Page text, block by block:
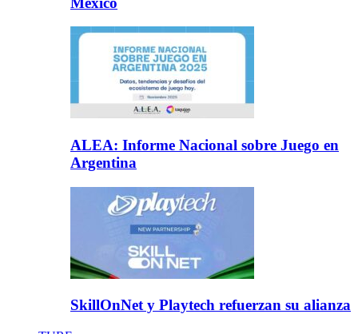
ALEA: Informe Nacional sobre Juego en
Argentina
SkillOnNet y Playtech refuerzan su alianza